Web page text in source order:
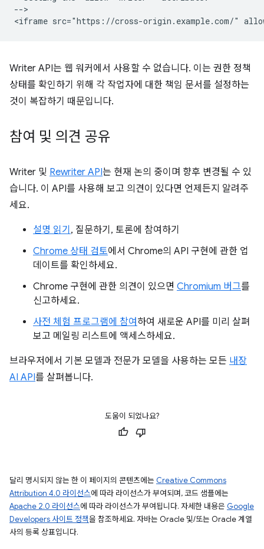
-->
Writer API는 웹 워커에서 사용할 수 없습니다. 이는 권한 정책
상태를 확인하기 위해 각 작업자에 대한 책임 문서를 설정하는
것이 복잡하기 때문입니다.
참여 및 의견 공유
Writer 및 Rewriter API는 현재 논의 중이며 향후 변경될 수 있
습니다. 이 API를 사용해 보고 의견이 있다면 언제든지 알려주
세요.
설명 읽기 , 질문하기, 토론에 참여하기
Chrome 상태 검토에서 Chrome의 API 구현에 관한 업
데이트를 확인하세요.
Chrome 구현에 관한 의견이 있으면 Chromium 버그를
신고하세요.
사전 체험 프로그램에 참여 하여 새로운 API를 미리 살펴
보고 메일링 리스트에 액세스하세요.
브라우저에서 기본 모델과 전문가 모델을 사용하는 모든 내장
AI API를 살펴봅니다.
도움이 되었나요?
달리 명시되지 않는 한 이 페이지의 콘텐츠에는 Creative Commons
Attribution 4.0 라이선스에 따라 라이선스가 부여되며, 코드 샘플에는
Apache 2.0 라이선스에 따라 라이선스가 부여됩니다. 자세한 내용은 Google
Developers 사이트 정책을 참조하세요. 자바는 Oracle 및/또는 Oracle 계열
사의 등록 상표입니다.